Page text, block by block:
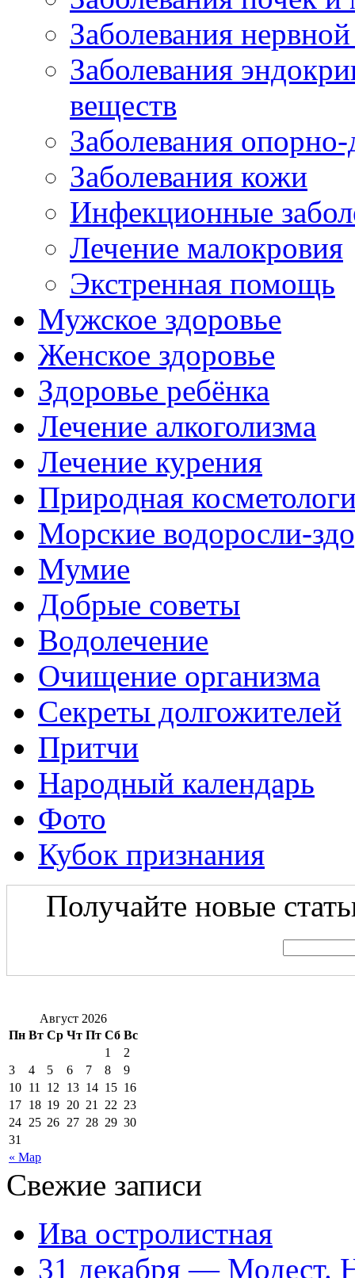
Заболевания
Заболевания
веществ
Заболевания опорно-
Заболевания кожи
Инфекционные
Лечение малокровия
Экстренная помощь
Мужское здоровье
Женское здоровье
Здоровье ребёнка
Лечение алкоголизма
Лечение курения
Природная
Морские водоросли-
Мумие
Добрые советы
Водолечение
Очищение организма
Секреты долгожителей
Притчи
Народный календарь
Фото
Кубок признания
Получайте новые
Август 2026
Пн Вт Ср Чт Пт Сб Вс
« Мар
1
2
3
4 5 6 7 8
9
10 11 12 13 14 15 16
17 18 19 20 21 22 23
24 25 26 27 28 29 30
31
Свежие записи
Ива остролистная
31 декабря — Модест.